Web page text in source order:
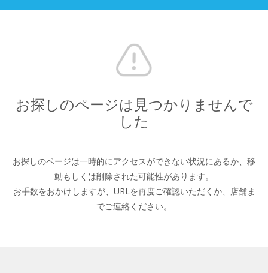
お探しのページは見つかりませんで
した
お探しのページは一時的にアクセスができない状況にあるか、 移
動もしくは削除された可能性があります。
お手数をおかけしますが、URLを再度ご確認いただくか、 店舗ま
でご連絡ください。